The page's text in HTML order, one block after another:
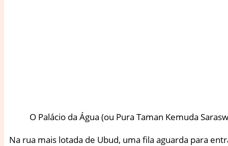
O Palácio da Água (ou Pura Taman Kemuda
Na rua mais lotada de Ubud, uma fila aguarda para